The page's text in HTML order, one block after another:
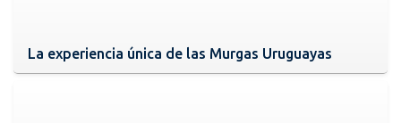
La experiencia única de las Murgas Uruguayas